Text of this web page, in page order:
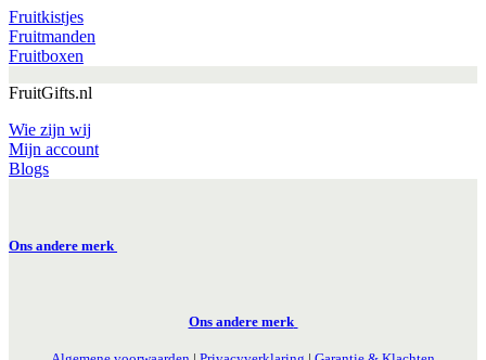
Fruitkistjes
Fruitmanden
Fruitboxen
FruitGifts.nl
Wie zijn wij
Mijn account
Blogs
Ons andere merk
Ons andere merk